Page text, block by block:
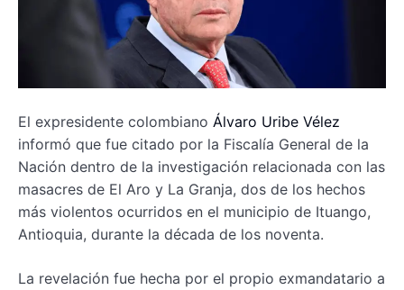
El expresidente colombiano Álvaro Uribe Vélez
informó que fue citado por la Fiscalía General de la
Nación dentro de la investigación relacionada con las
masacres de El Aro y La Granja, dos de los hechos
más violentos ocurridos en el municipio de Ituango,
Antioquia, durante la década de los noventa.
La revelación fue hecha por el propio exmandatario a